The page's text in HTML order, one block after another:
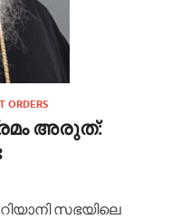
ORDERS
അരുത്:
സഭയിലെ